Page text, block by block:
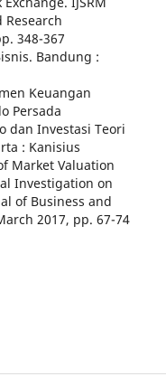
348-367
Bandung :
Keuangan
Persada
dan Investasi Teori
: Kanisius
Market Valuation
Investigation on
of Business and
2017, pp. 67-74